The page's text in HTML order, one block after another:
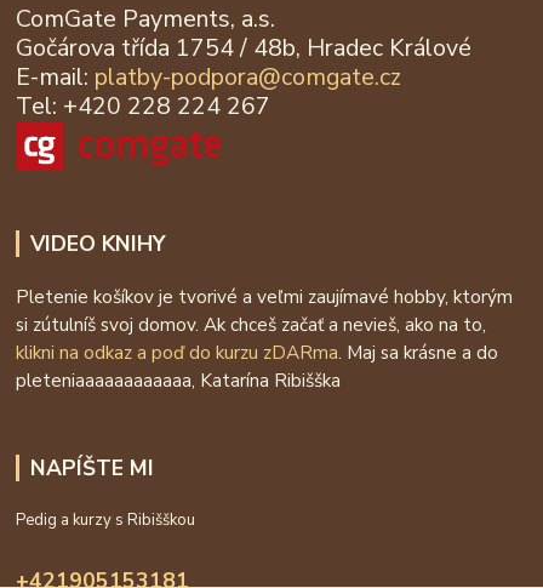
ComGate Payments, a.s.
Gočárova třída 1754 / 48b, Hradec Králové
E-mail: platby-podpora@comgate.cz
Tel: +420 228 224 267
VIDEO KNIHY
Pletenie košíkov je tvorivé a veľmi zaujímavé hobby, ktorým
si zútulníš svoj domov. Ak chceš začať a nevieš, ako na to,
klikni na odkaz a poď do kurzu zDARma. Maj sa krásne a do
pleteniaaaaaaaaaaaa, Katarína Ribišška
NAPÍŠTE MI
Pedig a kurzy s Ribišškou
+421905153181